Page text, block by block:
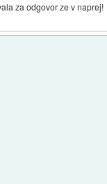
za odgovor ze v naprej!